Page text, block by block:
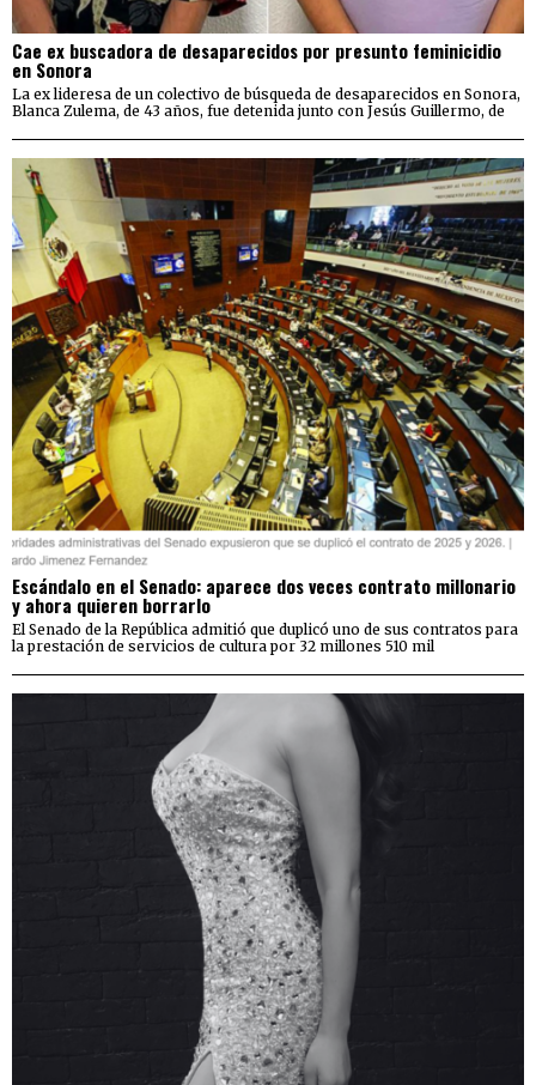
Cae ex buscadora de desaparecidos por presunto feminicidio
en Sonora
La ex lideresa de un colectivo de búsqueda de desaparecidos en Sonora,
Blanca Zulema, de 43 años, fue detenida junto con Jesús Guillermo, de
Escándalo en el Senado: aparece dos veces contrato millonario
y ahora quieren borrarlo
El Senado de la República admitió que duplicó uno de sus contratos para
la prestación de servicios de cultura por 32 millones 510 mil